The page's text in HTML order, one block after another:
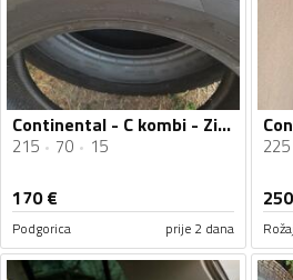
Continental - C kombi - Zimska guma
215 70 15
170€
Podgorica prije 2 dana
225
250